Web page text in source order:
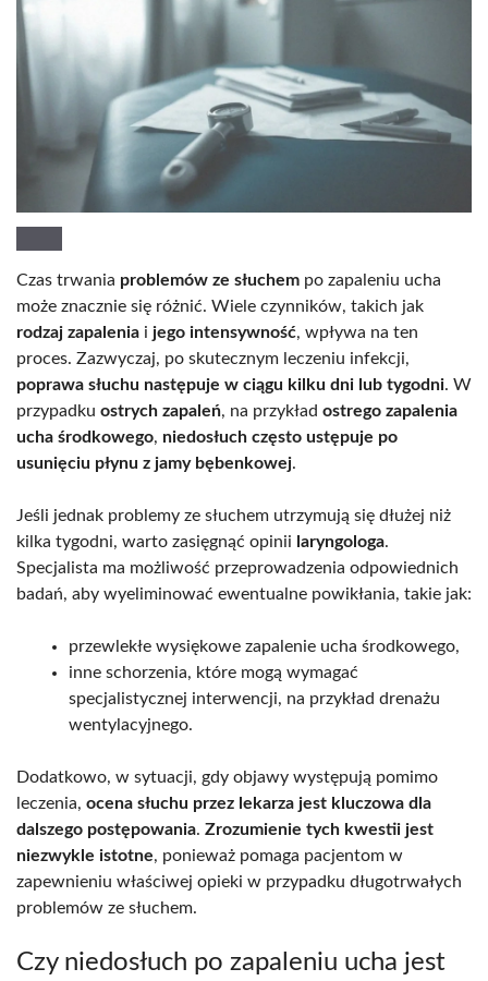
Czas trwania problemów ze słuchem po zapaleniu ucha
może znacznie się różnić. Wiele czynników, takich jak
rodzaj zapalenia i jego intensywność, wpływa na ten
proces. Zazwyczaj, po skutecznym leczeniu infekcji,
poprawa słuchu następuje w ciągu kilku dni lub tygodni. W
przypadku ostrych zapaleń, na przykład ostrego zapalenia
ucha środkowego, niedosłuch często ustępuje po
usunięciu płynu z jamy bębenkowej.
Jeśli jednak problemy ze słuchem utrzymują się dłużej niż
kilka tygodni, warto zasięgnąć opinii laryngologa.
Specjalista ma możliwość przeprowadzenia odpowiednich
badań, aby wyeliminować ewentualne powikłania, takie jak:
przewlekłe wysiękowe zapalenie ucha środkowego,
inne schorzenia, które mogą wymagać
specjalistycznej interwencji, na przykład drenażu
wentylacyjnego.
Dodatkowo, w sytuacji, gdy objawy występują pomimo
leczenia, ocena słuchu przez lekarza jest kluczowa dla
dalszego postępowania. Zrozumienie tych kwestii jest
niezwykle istotne, ponieważ pomaga pacjentom w
zapewnieniu właściwej opieki w przypadku długotrwałych
problemów ze słuchem.
Czy niedosłuch po zapaleniu ucha jest